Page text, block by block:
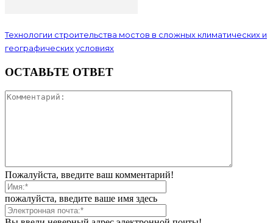
Технологии строительства мостов в сложных климатических и
географических условиях
ОСТАВЬТЕ ОТВЕТ
Пожалуйста, введите ваш комментарий!
пожалуйста, введите ваше имя здесь